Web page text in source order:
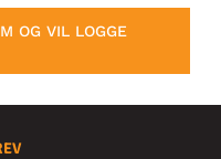
OG VIL LOGGE